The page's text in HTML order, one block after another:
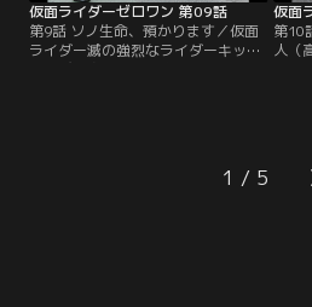
仮面ライダーゼロワン 第09話
第9話 ソノ生命、預かります／仮面
ライダー滅の強烈なライダーキック
を浴び変身を解除、意識不明の重体
託す。国立医電病院の医療ヒューマ
ギアの暴走が社会問題化。飛電イン
仮面
第10
人（
の
（
1